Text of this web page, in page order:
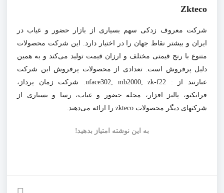
Zkteco
شرکت معروف زدکی سهم بسیاری از بازار حضور و غیاب در
ایران و بیشتر نقاط جهان را در اختیار دارد. این شرکت محصولات
متنوع با رنج قیمتی مختلف و ارزان قیمت تولید می‌کند و به همین
دلیل پرفروش است. تعدادی از محصولات پرفروش این شرکت
عبارتند از :
uface302, mb2000, zk-f22. شرکت زمان پرداز،
فراتکنو، پالیز افزار، مجله حضور و غیاب، رسا و بسیاری از
شرکتهای دیگر محصولات zkteco را ارائه می‌دهند.
به این نوشته امتیاز بدهید!